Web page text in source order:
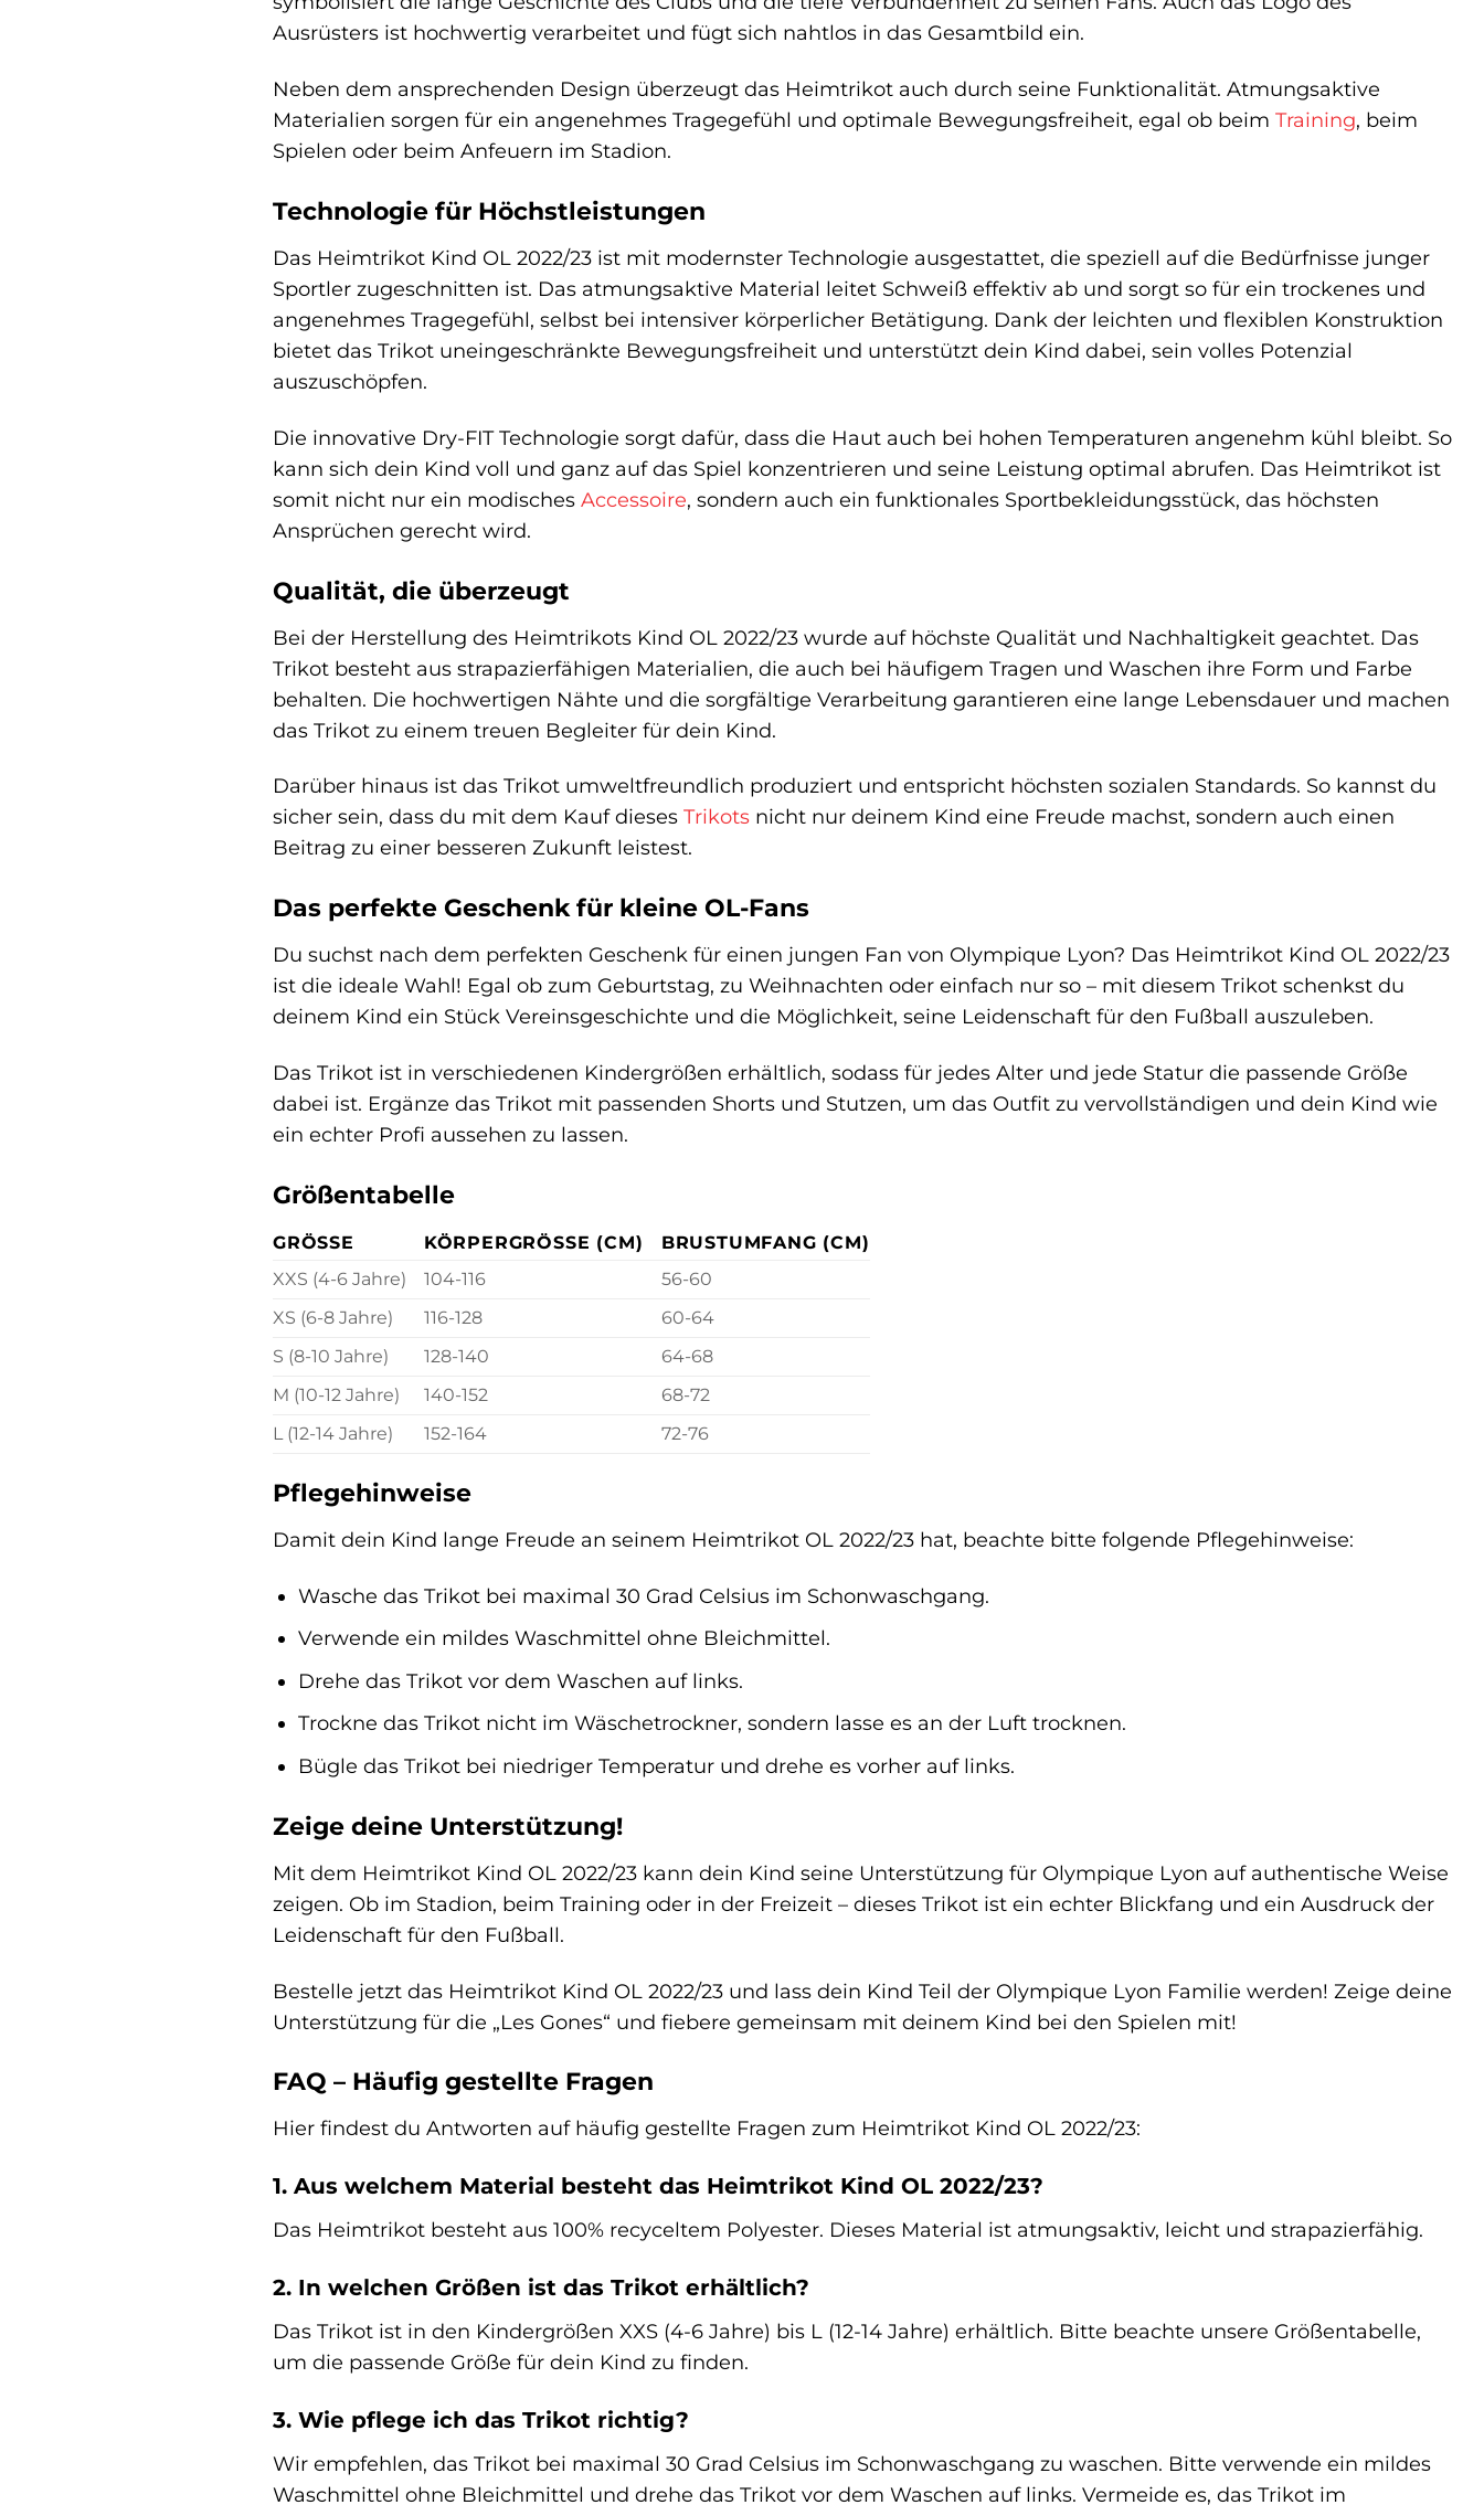
Ausrüsters ist hochwertig verarbeitet und fügt sich nahtlos in das Gesamtbild ein.
Neben dem ansprechenden Design überzeugt das Heimtrikot auch durch seine Funktionalität. Atmungsaktive
Materialien sorgen für ein angenehmes Tragegefühl und optimale Bewegungsfreiheit, egal ob beim Training, beim
Spielen oder beim Anfeuern im Stadion.
Technologie für Höchstleistungen
Das Heimtrikot Kind OL 2022/23 ist mit modernster Technologie ausgestattet, die speziell auf die Bedürfnisse junger
Sportler zugeschnitten ist. Das atmungsaktive Material leitet Schweiß effektiv ab und sorgt so für ein trockenes und
angenehmes Tragegefühl, selbst bei intensiver körperlicher Betätigung. Dank der leichten und flexiblen Konstruktion
bietet das Trikot uneingeschränkte Bewegungsfreiheit und unterstützt dein Kind dabei, sein volles Potenzial
auszuschöpfen.
Die innovative Dry-FIT Technologie sorgt dafür, dass die Haut auch bei hohen Temperaturen angenehm kühl bleibt. So
kann sich dein Kind voll und ganz auf das Spiel konzentrieren und seine Leistung optimal abrufen. Das Heimtrikot ist
somit nicht nur ein modisches Accessoire, sondern auch ein funktionales Sportbekleidungsstück, das höchsten
Ansprüchen gerecht wird.
Qualität, die überzeugt
Bei der Herstellung des Heimtrikots Kind OL 2022/23 wurde auf höchste Qualität und Nachhaltigkeit geachtet. Das
Trikot besteht aus strapazierfähigen Materialien, die auch bei häufigem Tragen und Waschen ihre Form und Farbe
behalten. Die hochwertigen Nähte und die sorgfältige Verarbeitung garantieren eine lange Lebensdauer und machen
das Trikot zu einem treuen Begleiter für dein Kind.
Darüber hinaus ist das Trikot umweltfreundlich produziert und entspricht höchsten sozialen Standards. So kannst du
sicher sein, dass du mit dem Kauf dieses Trikots nicht nur deinem Kind eine Freude machst, sondern auch einen
Beitrag zu einer besseren Zukunft leistest.
Das perfekte Geschenk für kleine OL-Fans
Du suchst nach dem perfekten Geschenk für einen jungen Fan von Olympique Lyon? Das Heimtrikot Kind OL 2022/23
ist die ideale Wahl! Egal ob zum Geburtstag, zu Weihnachten oder einfach nur so – mit diesem Trikot schenkst du
deinem Kind ein Stück Vereinsgeschichte und die Möglichkeit, seine Leidenschaft für den Fußball auszuleben.
Das Trikot ist in verschiedenen Kindergrößen erhältlich, sodass für jedes Alter und jede Statur die passende Größe
dabei ist. Ergänze das Trikot mit passenden Shorts und Stutzen, um das Outfit zu vervollständigen und dein Kind wie
ein echter Profi aussehen zu lassen.
Größentabelle
GRÖSSE KÖRPERGRÖSSE (CM)
BRUSTUMFANG (CM)
XXS (4-6 Jahre)
104-116
56-60
XS (6-8 Jahre)
116-128
60-64
S (8-10 Jahre)
128-140
64-68
M (10-12 Jahre)
140-152
68-72
L (12-14 Jahre)
152-164 72-76
Pflegehinweise
Damit dein Kind lange Freude an seinem Heimtrikot OL 2022/23 hat, beachte bitte folgende Pflegehinweise:
Wasche das Trikot bei maximal 30 Grad Celsius im Schonwaschgang.
Verwende ein mildes Waschmittel ohne Bleichmittel.
Drehe das Trikot vor dem Waschen auf links.
Trockne das Trikot nicht im Wäschetrockner, sondern lasse es an der Luft trocknen.
Bügle das Trikot bei niedriger Temperatur und drehe es vorher auf links.
Zeige deine Unterstützung!
Mit dem Heimtrikot Kind OL 2022/23 kann dein Kind seine Unterstützung für Olympique Lyon auf authentische Weise
zeigen. Ob im Stadion, beim Training oder in der Freizeit – dieses Trikot ist ein echter Blickfang und ein Ausdruck der
Leidenschaft für den Fußball.
Bestelle jetzt das Heimtrikot Kind OL 2022/23 und lass dein Kind Teil der Olympique Lyon Familie werden! Zeige deine
Unterstützung für die „Les Gones“ und fiebere gemeinsam mit deinem Kind bei den Spielen mit!
FAQ – Häufig gestellte Fragen
Hier findest du Antworten auf häufig gestellte Fragen zum Heimtrikot Kind OL 2022/23:
1. Aus welchem Material besteht das Heimtrikot Kind OL 2022/23?
Das Heimtrikot besteht aus 100% recyceltem Polyester. Dieses Material ist atmungsaktiv, leicht und strapazierfähig.
2. In welchen Größen ist das Trikot erhältlich?
Das Trikot ist in den Kindergrößen XXS (4-6 Jahre) bis L (12-14 Jahre) erhältlich. Bitte beachte unsere Größentabelle,
um die passende Größe für dein Kind zu finden.
3. Wie pflege ich das Trikot richtig?
Wir empfehlen, das Trikot bei maximal 30 Grad Celsius im Schonwaschgang zu waschen. Bitte verwende ein mildes
Waschmittel ohne Bleichmittel und drehe das Trikot vor dem Waschen auf links. Vermeide es, das Trikot im